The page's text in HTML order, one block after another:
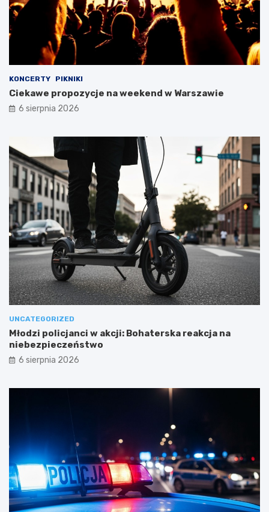
KONCERTY PIKNIKI
Ciekawe propozycje na weekend w Warszawie
6 sierpnia 2026
UNCATEGORIZED
Młodzi policjanci w akcji: Bohaterska reakcja na
niebezpieczeństwo
6 sierpnia 2026